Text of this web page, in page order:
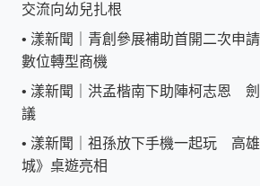
交流向幼兒扎根
• 漾新聞｜青創參展補助首開二次申
數位轉型商機
• 漾新聞｜洪孟楷南下助陣柯志恩
議
• 漾新聞｜祖孫放下手機一起玩 高
城》桌遊亮相